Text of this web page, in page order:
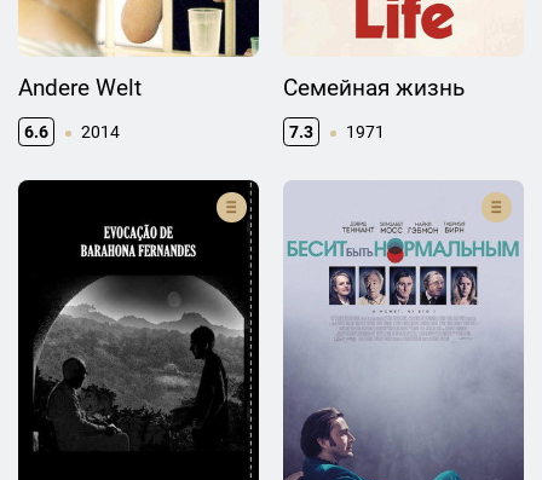
Andere Welt
6.6 2014
Семейная жизнь
7.3 1971